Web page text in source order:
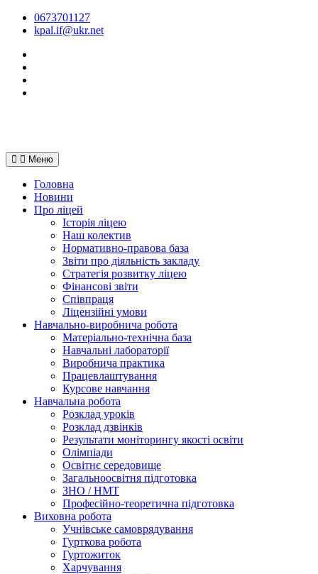
Перейти0673701127
kpal.if@ukr.net
Меню
Головна
Новини
Про ліцей
Історія ліцею
Наш колектив
Нормативно-правова база
Звіти про діяльність закладу
Стратегія розвитку ліцею
Фінансові звіти
Співпраця
Ліцензійні умови
Навчально-виробнича робота
Матеріально-технічна база
Навчальні лабораторії
Виробнича практика
Працевлаштування
Курсове навчання
Навчальна робота
Розклад уроків
Розклад дзвінків
Результати моніторингу якості освіти
Олімпіади
Освітнє середовище
Загальноосвітня підготовка
ЗНО / НМТ
Професійно-теоретична підготовка
Виховна робота
Учнівське самоврядування
Гурткова робота
Гуртожиток
Харчування